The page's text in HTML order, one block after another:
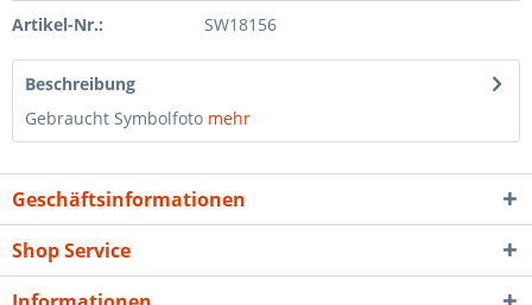
Artikel-Nr.: SW18156
Beschreibung
Gebraucht Symbolfoto mehr
Geschäftsinformationen
Shop Service